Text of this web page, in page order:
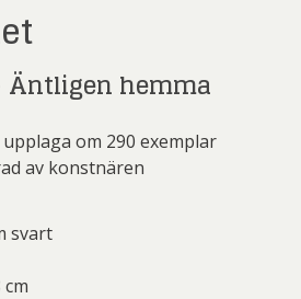
Äntligen hemma
om 290 exemplar
av konstnären
svart
cm